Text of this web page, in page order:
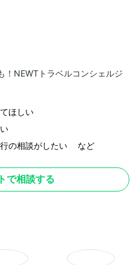
！NEWTトラベルコンシェルジ
ほしい
行の相談がしたい など
で相談する